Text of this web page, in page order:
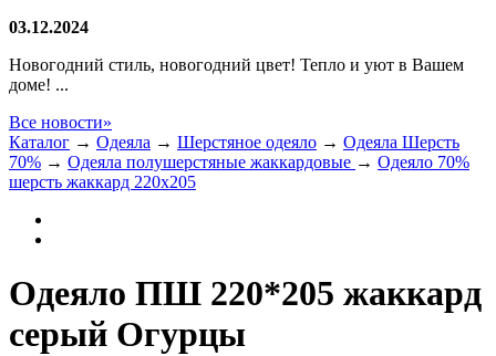
03.12.2024
Новогодний стиль, новогодний цвет! Тепло и уют в Вашем
доме! ...
Все новости»
Каталог → Одеяла → Шерстяное одеяло → Одеяла Шерсть
70% → Одеяла полушерстяные жаккардовые → Одеяло 70%
шерсть жаккард 220х205
Одеяло ПШ 220*205 жаккард
серый Огурцы